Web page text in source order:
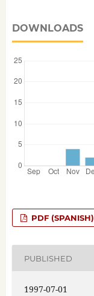
DOWNLOADS
PDF (SPANISH)
PUBLISHED
1997-07-01